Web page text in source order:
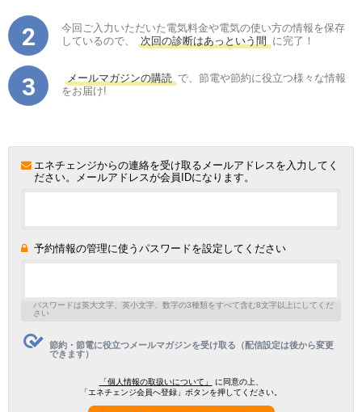
今回ご入力いただいた電気料金や電気の使い方の情報を保存
しているので、
次回の診断はあっという間 に完了！
メールマガジンの購読 で、節電や節約に役立つ様々な情報
をお届け!
エネチェンジからの連絡を受け取るメールアドレスを入力してく
ださい。メールアドレスが会員IDになります。
予約情報の管理に使うパスワードを設定してください
パスワードは英大文字、英小文字、数字の3種類をすべて含む8文字以上にしてくだ
さい
節約・節電に役立つメールマガジンを受け取る（配信設定は後から変更
できます）
「個人情報の取扱いについて」
に同意の上、
「エネチェンジ会員へ登録」ボタンを押してください。